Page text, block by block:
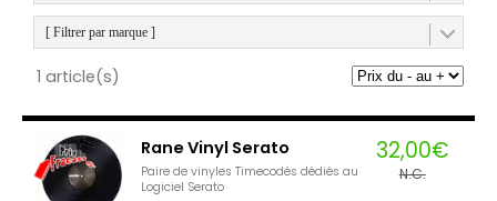
[ Filtrer par marque ]
1 article(s)
Rane Vinyl Serato
Paire de vinyles Timecodés dédiés au
Logiciel Serato
32,00€
N.C.